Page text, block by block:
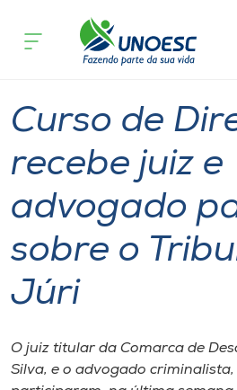
Cursos
Atendimento ao Estudante
Portal de Ensino
acontece
Curso de
recebe juiz e
advogado
sobre o
Júri
O juiz titular da Comarca de
Silva, e o advogado criminalista,